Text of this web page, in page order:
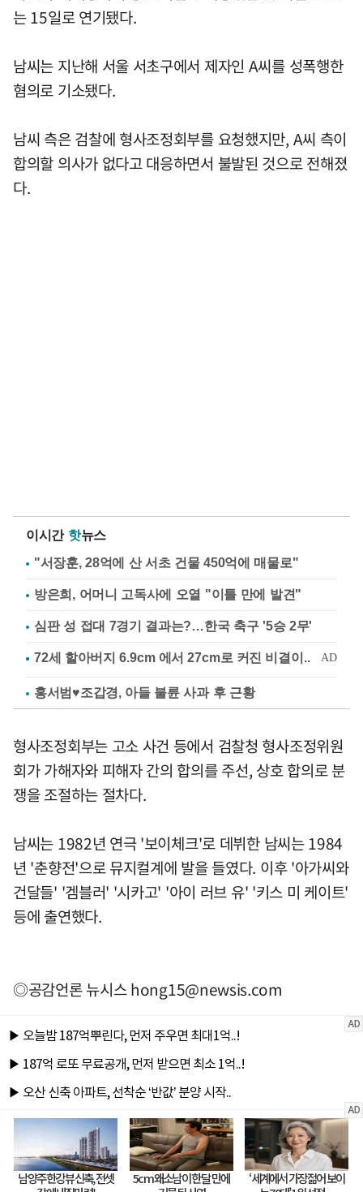
는 15일로 연기됐다.
남씨는 지난해 서울 서초구에서 제자인 A씨를 성폭행한
혐의로 기소됐다.
남씨 측은 검찰에 형사조정회부를 요청했지만, A씨 측이
합의할 의사가 없다고 대응하면서 불발된 것으로 전해졌
다.
이시간 핫뉴스
"서장훈, 28억에 산 서초 건물 450억에 매물로"
방은희, 어머니 고독사에 오열 "이틀 만에 발견"
심판 성 접대 7경기 결과는?…한국 축구 '5승 2무'
홍서범♥조갑경, 아들 불륜 사과 후 근황
형사조정회부는 고소 사건 등에서 검찰청 형사조정위원
회가 가해자와 피해자 간의 합의를 주선, 상호 합의로 분
쟁을 조절하는 절차다.
남씨는 1982년 연극 '보이체크'로 데뷔한 남씨는 1984
년 '춘향전'으로 뮤지컬계에 발을 들였다. 이후 '아가씨와
건달들' '겜블러' '시카고' '아이 러브 유' '키스 미 케이트'
등에 출연했다.
◎공감언론 뉴시스hong15@newsis.com